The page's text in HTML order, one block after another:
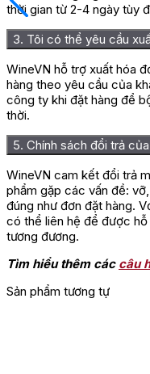
thời gian từ 2-4 ngày tùy
3. Tôi có thể yêu cầu
WineVN hỗ trợ xuất hóa
hàng theo yêu cầu của
công ty khi đặt hàng để
thời.
5. Chính sách đổi trả
WineVN cam kết đổi trả
phẩm gặp các vấn đề:
đúng như đơn đặt hàng.
có thể liên hệ để được
tương đương.
Tìm hiểu thêm các câu
Sản phẩm tương tự